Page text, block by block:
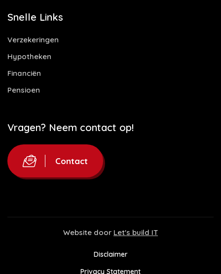
Snelle Links
Verzekeringen
Hypotheken
Financiën
Pensioen
Vragen? Neem contact op!
Contact
Website door Let's build IT
Disclaimer
Privacy Statement